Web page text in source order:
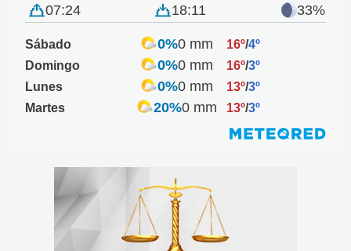
07:24 18:11 33%
Sábado 0%0 mm 16º/4º
Domingo
0%0 mm 16º/3º
Lunes
0%0 mm 13º/3º
Martes
20%0 mm 13º/3º